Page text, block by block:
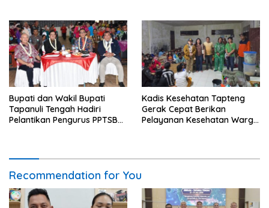
Bupati dan Wakil Bupati
Tapanuli Tengah Hadiri
Pelantikan Pengurus PPTSB
Kadis Kesehatan Tapteng
Gerak Cepat Berikan
Pelayanan Kesehatan Warga
Recommendation for You